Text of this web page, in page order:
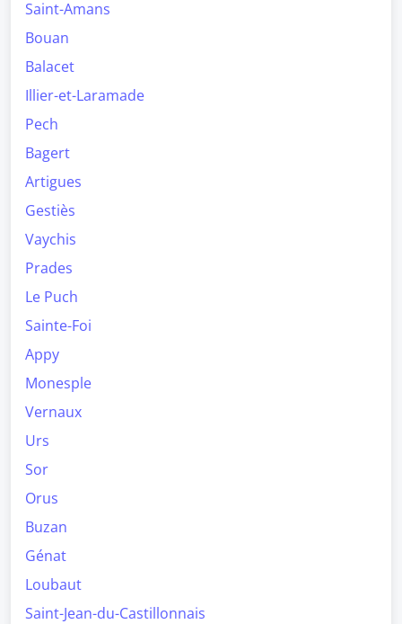
Saint-Amans
Bouan
Balacet
Illier-et-Laramade
Pech
Bagert
Artigues
Gestiès
Vaychis
Prades
Le Puch
Sainte-Foi
Appy
Monesple
Vernaux
Urs
Sor
Orus
Buzan
Génat
Loubaut
Saint-Jean-du-Castillonnais